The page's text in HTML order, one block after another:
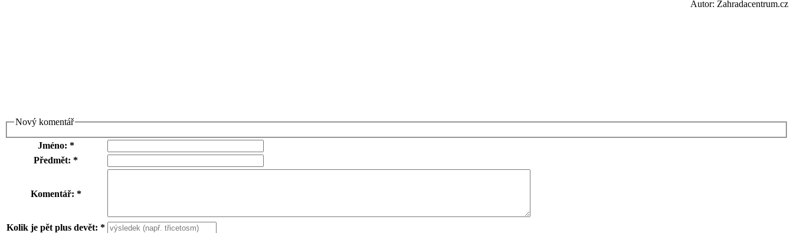
Autor: Zahradacentrum.cz
Nový komentář
Jméno: *
Předmět: *
Komentář: *
Kolik je pět plus devět: *